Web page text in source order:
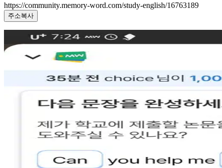
https://community.memory-word.com/study-english/16763189
주소복사